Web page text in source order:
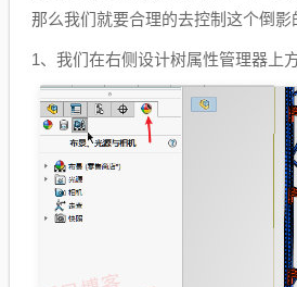
那么我们就要合理的去控制这个倒影
1、我们在右侧设计树属性管理器上